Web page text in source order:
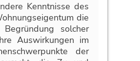
Kenntnisse des
die
solcher
Auswirkungen im
der